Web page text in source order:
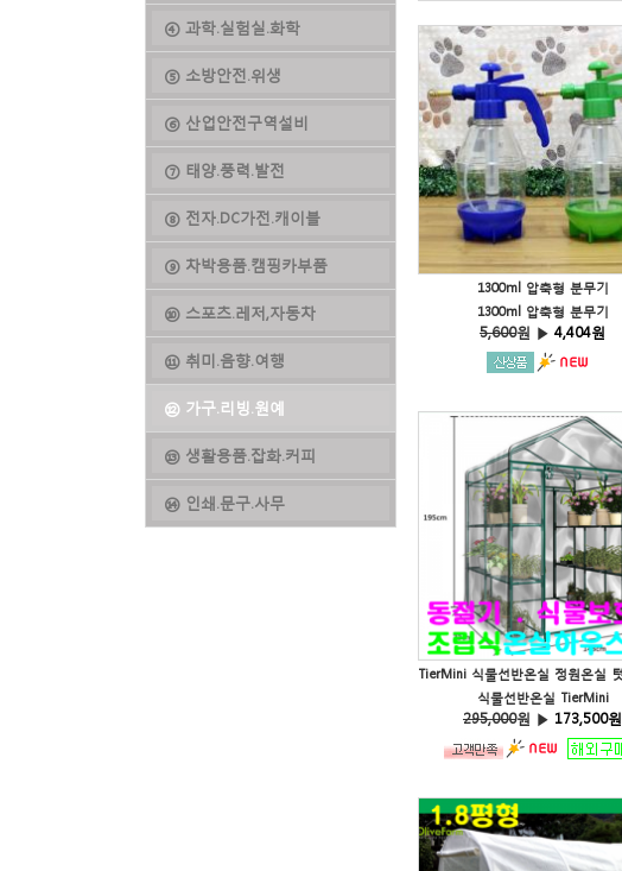
④ 과학.실험실.화학
⑤ 소방안전.위생
⑥ 산업안전구역설비
⑦ 태양.풍력.발전
⑧ 전자.DC가전.캐이블
⑨ 차박용품.캠핑카부품
⑩ 스포츠.레저,자동차
⑪ 취미.음향.여행
⑫ 가구.리빙.원예
⑬ 생활용품.잡화.커피
⑭ 인쇄.문구.사무
1300ml 압축형 분무기
1300ml 압축형 분무기
5,600원 ▶ 4,404원
식물선반온실 TierMini
295,000원 ▶ 173,500원